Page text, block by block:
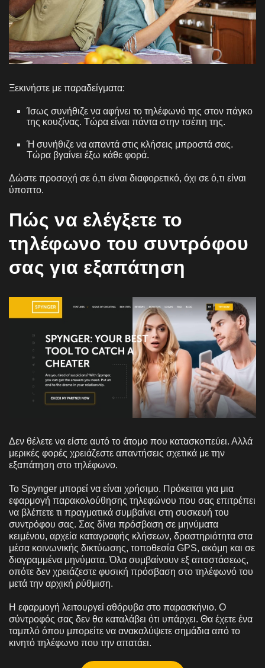
Ξεκινήστε με παραδείγματα:
Ίσως συνήθιζε να αφήνει το τηλέφωνό της στον πάγκο
της κουζίνας. Τώρα είναι πάντα στην τσέπη της.
Ή συνήθιζε να απαντά στις κλήσεις μπροστά σας.
Τώρα βγαίνει έξω κάθε φορά.
Δώστε προσοχή σε ό,τι είναι διαφορετικό, όχι σε ό,τι είναι
ύποπτο.
Πώς να ελέγξετε το
τηλέφωνο του συντρόφου
σας για εξαπάτηση
Δεν θέλετε να είστε αυτό το άτομο που κατασκοπεύει. Αλλά
μερικές φορές χρειάζεστε απαντήσεις σχετικά με την
εξαπάτηση στο τηλέφωνο.
Το Spynger μπορεί να είναι χρήσιμο. Πρόκειται για μια
εφαρμογή παρακολούθησης τηλεφώνου που σας επιτρέπει
να βλέπετε τι πραγματικά συμβαίνει στη συσκευή του
συντρόφου σας. Σας δίνει πρόσβαση σε μηνύματα
κειμένου, αρχεία καταγραφής κλήσεων, δραστηριότητα στα
μέσα κοινωνικής δικτύωσης, τοποθεσία GPS, ακόμη και σε
διαγραμμένα μηνύματα. Όλα συμβαίνουν εξ αποστάσεως,
οπότε δεν χρειάζεστε φυσική πρόσβαση στο τηλέφωνό του
μετά την αρχική ρύθμιση.
Η εφαρμογή λειτουργεί αθόρυβα στο παρασκήνιο. Ο
σύντροφός σας δεν θα καταλάβει ότι υπάρχει. Θα έχετε ένα
ταμπλό όπου μπορείτε να ανακαλύψετε σημάδια από το
κινητό τηλέφωνο που την απατάει.